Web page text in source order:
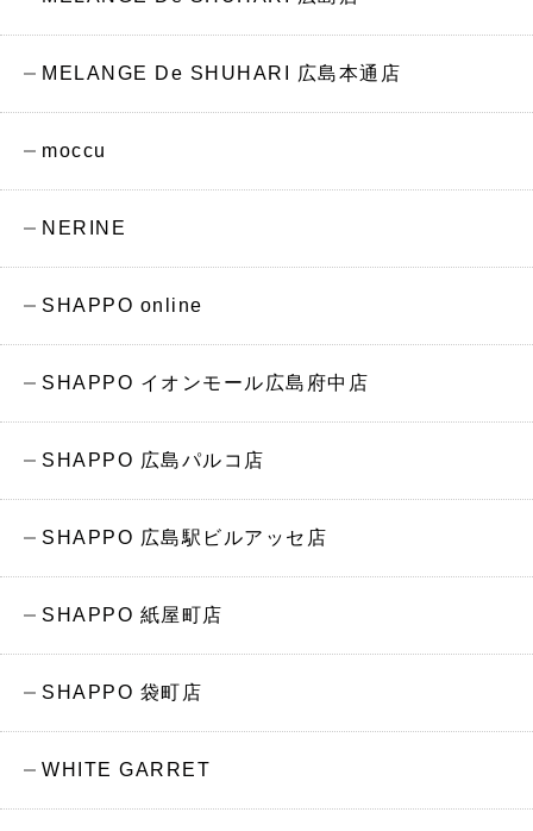
MELANGE De SHUHARI 広島本通店
moccu
NERINE
SHAPPO online
SHAPPO イオンモール広島府中店
SHAPPO 広島パルコ店
SHAPPO 広島駅ビルアッセ店
SHAPPO 紙屋町店
SHAPPO 袋町店
WHITE GARRET